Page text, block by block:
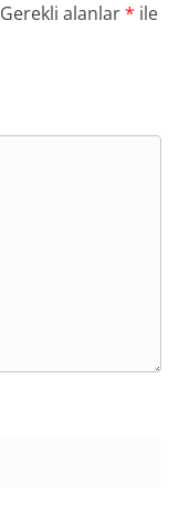
Gerekli alanlar* ile